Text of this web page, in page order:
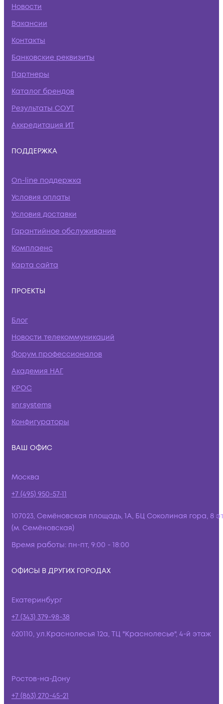
Новости
Вакансии
Контакты
Банковские реквизиты
Партнеры
Каталог брендов
Результаты СОУТ
Аккредитация ИТ
ПОДДЕРЖКА
On-line поддержка
Условия оплаты
Условия доставки
Гарантийное обслуживание
Комплаенс
Карта сайта
ПРОЕКТЫ
Блог
Новости телекоммуникаций
Форум профессионалов
Академия НАГ
КРОС
snr.systems
Конфигураторы
ВАШ ОФИС
Москва
+7 (495) 950-57-11
107023, Семёновская площадь, 1А, БЦ Соколиная гора, 8
(м. Семёновская)
Время работы: пн-пт, 9:00 - 18:00
ОФИСЫ В ДРУГИХ ГОРОДАХ
Екатеринбург
+7 (343) 379-98-38
620110, ул.Краснолесья 12а, ТЦ "Краснолесье", 4-й этаж
Ростов-на-Дону
+7 (863) 270-45-21